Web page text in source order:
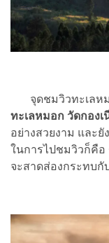
จุดชมวิวทะเลหม
ทะเลหมอก วัดกองเ
อย่างสวยงาม และ
ในการไปชมวิวก็คือ
จะสาดส่องกระทบกั